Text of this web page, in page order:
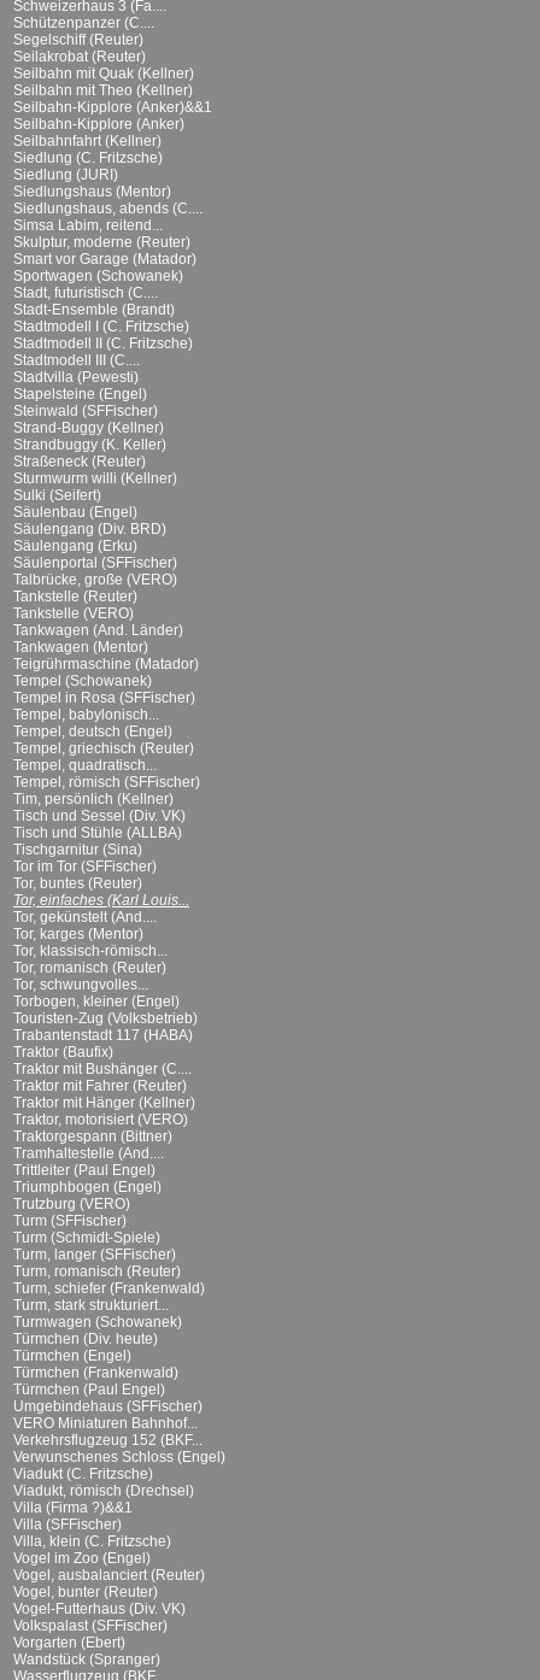
Schweizerhaus 3 (Fa....
Schützenpanzer (C....
Segelschiff (Reuter)
Seilakrobat (Reuter)
Seilbahn mit Quak (Kellner)
Seilbahn mit Theo (Kellner)
Seilbahn-Kipplore (Anker)&&1
Seilbahn-Kipplore (Anker)
Seilbahnfahrt (Kellner)
Siedlung (C. Fritzsche)
Siedlung (JURI)
Siedlungshaus (Mentor)
Siedlungshaus, abends (C....
Simsa Labim, reitend...
Skulptur, moderne (Reuter)
Smart vor Garage (Matador)
Sportwagen (Schowanek)
Stadt, futuristisch (C....
Stadt-Ensemble (Brandt)
Stadtmodell I (C. Fritzsche)
Stadtmodell II (C. Fritzsche)
Stadtmodell III (C....
Stadtvilla (Pewesti)
Stapelsteine (Engel)
Steinwald (SFFischer)
Strand-Buggy (Kellner)
Strandbuggy (K. Keller)
Straßeneck (Reuter)
Sturmwurm willi (Kellner)
Sulki (Seifert)
Säulenbau (Engel)
Säulengang (Div. BRD)
Säulengang (Erku)
Säulenportal (SFFischer)
Talbrücke, große (VERO)
Tankstelle (Reuter)
Tankstelle (VERO)
Tankwagen (And. Länder)
Tankwagen (Mentor)
Teigrührmaschine (Matador)
Tempel (Schowanek)
Tempel in Rosa (SFFischer)
Tempel, babylonisch...
Tempel, deutsch (Engel)
Tempel, griechisch (Reuter)
Tempel, quadratisch...
Tempel, römisch (SFFischer)
Tim, persönlich (Kellner)
Tisch und Sessel (Div. VK)
Tisch und Stühle (ALLBA)
Tischgarnitur (Sina)
Tor im Tor (SFFischer)
Tor, buntes (Reuter)
Tor, einfaches (Karl Louis...
Tor, gekünstelt (And....
Tor, karges (Mentor)
Tor, klassisch-römisch...
Tor, romanisch (Reuter)
Tor, schwungvolles...
Torbogen, kleiner (Engel)
Touristen-Zug (Volksbetrieb)
Trabantenstadt 117 (HABA)
Traktor (Baufix)
Traktor mit Bushänger (C....
Traktor mit Fahrer (Reuter)
Traktor mit Hänger (Kellner)
Traktor, motorisiert (VERO)
Traktorgespann (Bittner)
Tramhaltestelle (And....
Trittleiter (Paul Engel)
Triumphbogen (Engel)
Trutzburg (VERO)
Turm (SFFischer)
Turm (Schmidt-Spiele)
Turm, langer (SFFischer)
Turm, romanisch (Reuter)
Turm, schiefer (Frankenwald)
Turm, stark strukturiert...
Turmwagen (Schowanek)
Türmchen (Div. heute)
Türmchen (Engel)
Türmchen (Frankenwald)
Türmchen (Paul Engel)
Umgebindehaus (SFFischer)
VERO Miniaturen Bahnhof...
Verkehrsflugzeug 152 (BKF...
Verwunschenes Schloss (Engel)
Viadukt (C. Fritzsche)
Viadukt, römisch (Drechsel)
Villa (Firma ?)&&1
Villa (SFFischer)
Villa, klein (C. Fritzsche)
Vogel im Zoo (Engel)
Vogel, ausbalanciert (Reuter)
Vogel, bunter (Reuter)
Vogel-Futterhaus (Div. VK)
Volkspalast (SFFischer)
Vorgarten (Ebert)
Wandstück (Spranger)
Wasserflugzeug (BKF